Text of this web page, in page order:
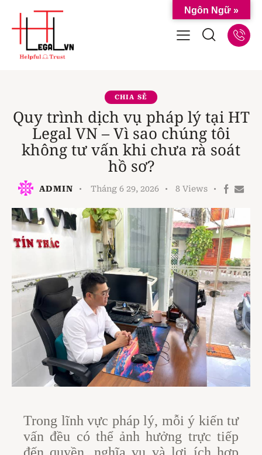
CHIA SẺ
Quy trình dịch vụ pháp lý tại HT
Legal VN – Vì sao chúng tôi
không tư vấn khi chưa rà soát
hồ sơ?
ADMIN Tháng 6 29, 2026 8 Views
Trong lĩnh vực pháp lý, mỗi ý kiến tư
vấn đều có thể ảnh hưởng trực tiếp
Ngôn Ngữ »